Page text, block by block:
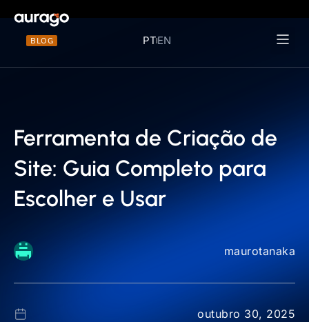
BLOG PTEN
Ferramenta de Criação de
Site: Guia Completo para
Escolher e Usar
maurotanaka
outubro 30, 2025